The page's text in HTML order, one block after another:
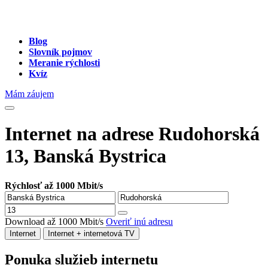
Blog
Slovník pojmov
Meranie rýchlosti
Kvíz
Mám záujem
Internet na adrese Rudohorská
13, Banská Bystrica
Rýchlosť až 1000 Mbit/s
Download až 1000 Mbit/s Overiť inú adresu
Internet Internet + internetová TV
Ponuka služieb internetu